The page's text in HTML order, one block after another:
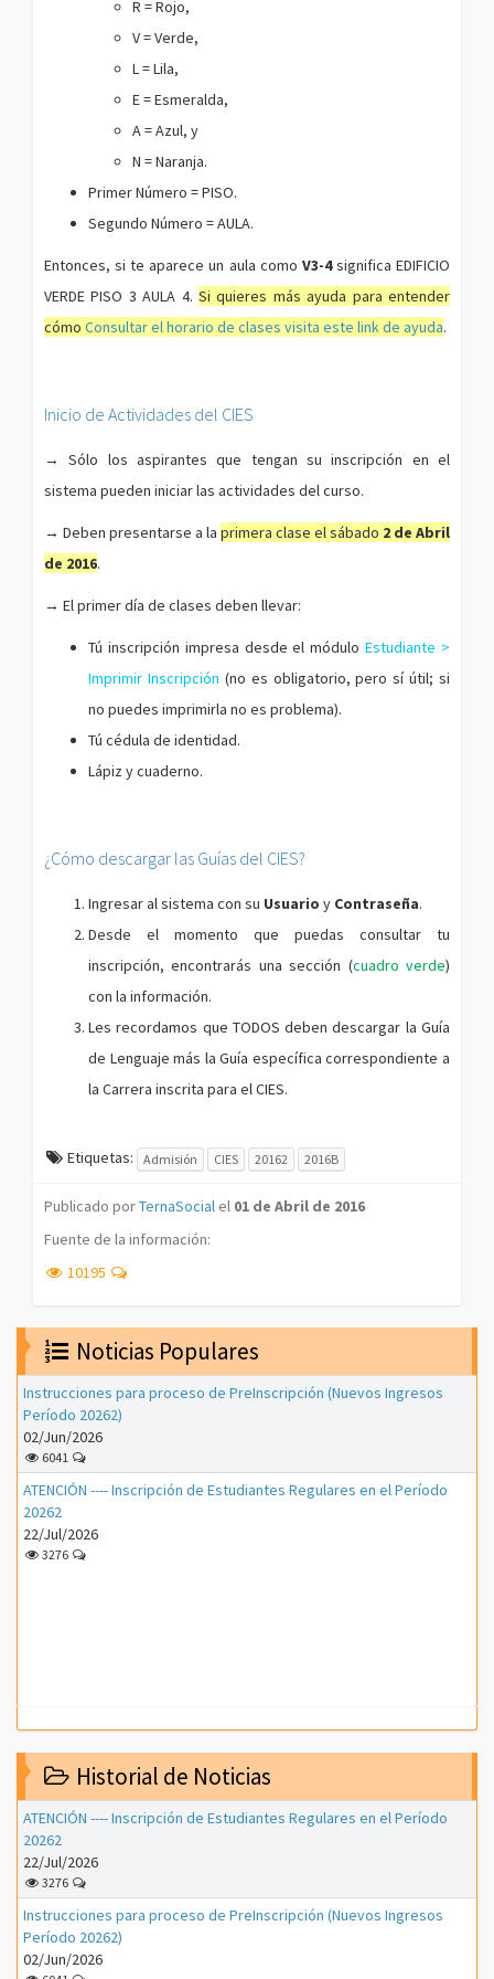
R = Rojo,
V = Verde,
L = Lila,
E = Esmeralda,
A = Azul, y
N = Naranja.
Primer Número = PISO.
Segundo Número = AULA.
Entonces, si te aparece un aula como V3-4significa EDIFICIO
VERDE PISO 3 AULA 4. Si quieres más ayuda para entender
cómo Consultar el horario de clases visita este link de ayuda.
Inicio de Actividades del CIES
→ Sólo los aspirantes que tengan su inscripción en el
sistema pueden iniciar las actividades del curso.
→ Deben presentarse a la primera clase el sábado 2 de Abril
de 2016.
→ El primer día de clases deben llevar:
Tú inscripción impresa desde el móduloEstudiante >
Imprimir Inscripción (no es obligatorio, pero sí útil; si
no puedes imprimirla no es problema).
Tú cédula de identidad.
Lápiz y cuaderno.
¿Cómo descargar las Guías del CIES?
Ingresar al sistema con su Usuario y Contraseña.
Desde el momento que puedas consultar tu
inscripción, encontrarás una sección (cuadro verde)
con la información.
Les recordamos que TODOS deben descargar la Guía
de Lenguaje más la Guía específica correspondiente a
la Carrera inscrita para el CIES.
Etiquetas: Admisión CIES 20162 2016B
Publicado porTernaSocial el 01 de Abril de 2016
Fuente de la información:
10195
Noticias Populares
Instrucciones para proceso de PreInscripción (Nuevos Ingresos
Período 20262)
02/Jun/2026
6041
ATENCIÓN ---- Inscripción de Estudiantes Regulares en el Período
20262
22/Jul/2026
3276
Historial de Noticias
ATENCIÓN ---- Inscripción de Estudiantes Regulares en el Período
20262
22/Jul/2026
3276
Instrucciones para proceso de PreInscripción (Nuevos Ingresos
Período 20262)
02/Jun/2026